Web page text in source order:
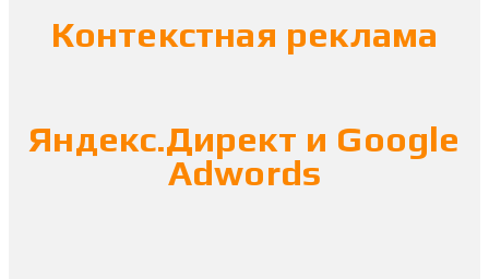
Контекстная реклама
Яндекс.Директ и Google
Adwords